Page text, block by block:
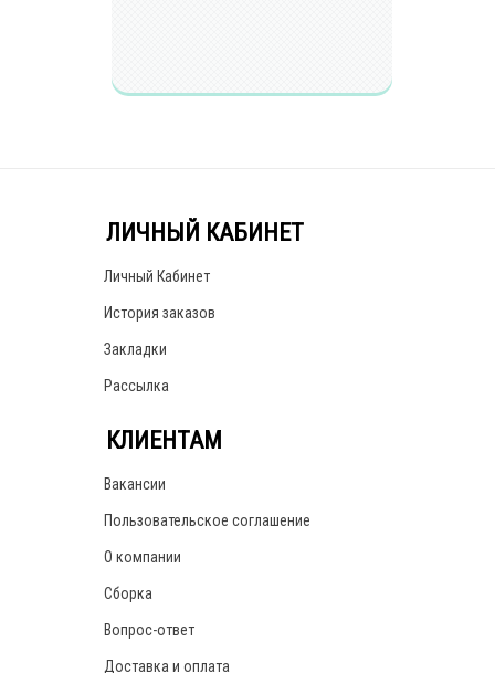
ЛИЧНЫЙ КАБИНЕТ
Личный Кабинет
История заказов
Закладки
Рассылка
КЛИЕНТАМ
Вакансии
Пользовательское соглашение
О компании
Сборка
Вопрос-ответ
Доставка и оплата